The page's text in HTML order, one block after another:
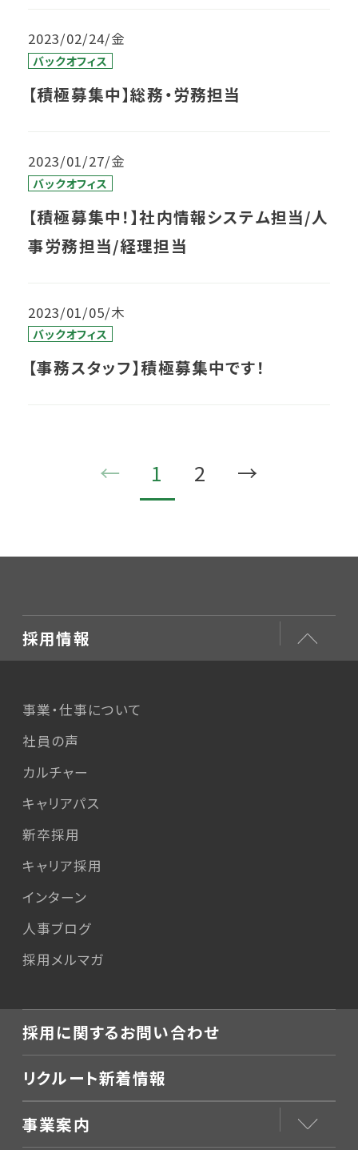
2023/02/24/金
バックオフィス
【積極募集中】総務・労務担当
2023/01/27/金
バックオフィス
【積極募集中！】社内情報システム担当/人
事労務担当/経理担当
2023/01/05/木
バックオフィス
【事務スタッフ】積極募集中です！
← 1 2 →
採用情報
事業・仕事について
社員の声
カルチャー
キャリアパス
新卒採用
キャリア採用
インターン
人事ブログ
採用メルマガ
採用に関するお問い合わせ
リクルート新着情報
事業案内